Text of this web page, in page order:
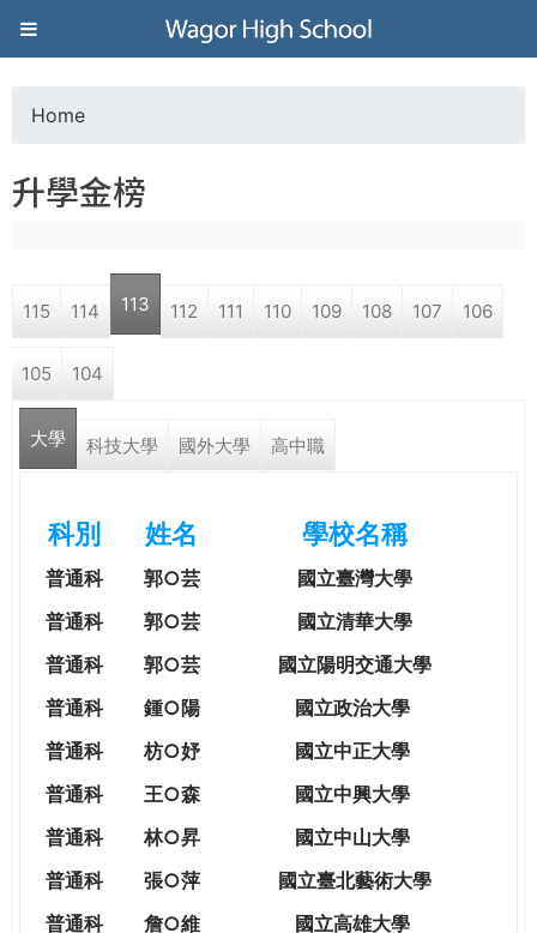
Jump to navigation
葳
格
高
學
o
a
r
e
e
Home
升學金榜
115 114 113 112 111 110 109 108 107 106
105 104
大學 科技大學 國外大學 高中職
科別 姓名 學校名稱
普通科 郭○芸
國立臺灣大學
普通科
郭○芸
國立清華大學
普通科
郭○芸
國立陽明交通大學
普通科
鍾○陽
國立政治大學
普通科
枋○妤
國立中正大學
普通科
王○森
國立中興大學
普通科
林○昇
國立中山大學
普通科
張○萍
國立臺北藝術大學
普通科
詹○維
國立高雄大學